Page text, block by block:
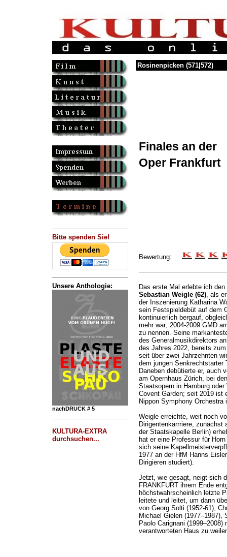
Bitte spenden Sie!
Unsere Anthologie:
nachDRUCK # 5
KULTURA-EXTRA
durchsuchen...
Rosinenpicken (571|572)
Finales an der
Oper Frankfurt
Bewertung:
Das erste Mal erlebte ich
Sebastian Weigle (62), als
der Inszenierung Katharina
sein Festspieldebüt auf dem
kontinuierlich bergauf,
mehr war; 2004-2009 GMD
zu nennen. Seine
des Generalmusikdirektors
des Jahres 2022, bereits
seit über zwei Jahrzehnten
dem jungen Senkrechtstarter
Daneben debütierte er, auch
am Opernhaus Zürich, bei
Staatsopern in Hamburg
Covent Garden; seit 2019 ist
Nippon Symphony Orchestra
Weigle erreichte, weit noch
Dirigentenkarrriere, zunächst
der Staatskapelle Berlin)
hat er eine Professur für
sich seine
1977 an der HfM Hanns
Dirigieren studiert).
Jetzt, wie gesagt, neigt sich
FRANKFURT ihrem Ende
höchstwahrscheinlich letzte
leitete und leitet, um dann
von Georg Solti (1952-61),
Michael Gielen (1977–1987),
Paolo Carignani
verantworteten Haus zu